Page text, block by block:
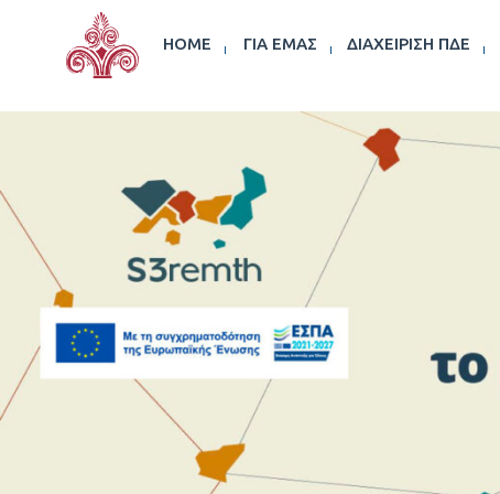
HOME ΓΙΑ ΕΜΆΣ ΔΙΑΧΕΊΡΙΣΗ ΠΔΕ